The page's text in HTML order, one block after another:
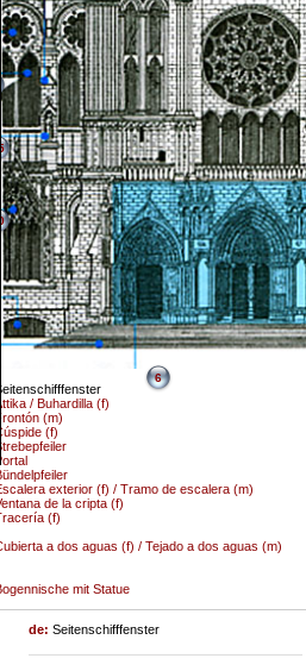
/ Buhardilla (f)
(m)
(f)
6
exterior (f) / Tramo de escalera (m)
de la cripta (f)
(f)
a dos aguas (f) / Tejado a dos aguas (m)
mit Statue
de:Seitenschifffenster